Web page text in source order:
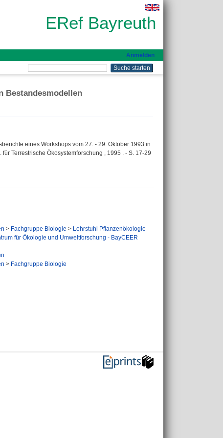
ERef Bayreuth
Anmelden
Bestandesmodellen
eines Workshops vom 27. - 29. Oktober 1993 in
Terrestrische Ökosystemforschung , 1995 . - S. 17-29
> Fachgruppe Biologie > Lehrstuhl Pflanzenökologie
für Ökologie und Umweltforschung - BayCEER
> Fachgruppe Biologie